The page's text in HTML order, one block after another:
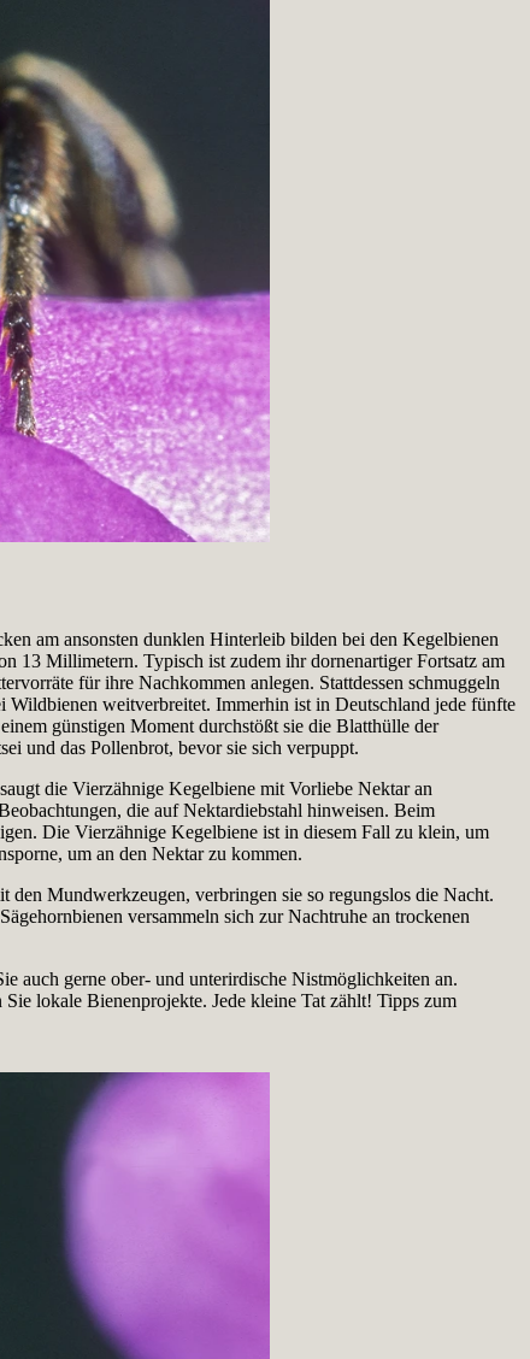
am ansonsten dunklen Hinterleib bilden bei den Kegelbienen
13 Millimetern. Typisch ist zudem ihr dornenartiger Fortsatz am
für ihre Nachkommen anlegen. Stattdessen schmuggeln
Wildbienen weitverbreitet. Immerhin ist in Deutschland jede fünfte
günstigen Moment durchstößt sie die Blatthülle der
und das Pollenbrot, bevor sie sich verpuppt.
die Vierzähnige Kegelbiene mit Vorliebe Nektar an
die auf Nektardiebstahl hinweisen. Beim
Die Vierzähnige Kegelbiene ist in diesem Fall zu klein, um
um an den Nektar zu kommen.
den Mundwerkzeugen, verbringen sie so regungslos die Nacht.
versammeln sich zur Nachtruhe an trockenen
auch gerne ober- und unterirdische Nistmöglichkeiten an.
lokale Bienenprojekte. Jede kleine Tat zählt! Tipps zum